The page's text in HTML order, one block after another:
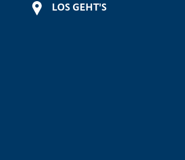
LOS GEHT'S